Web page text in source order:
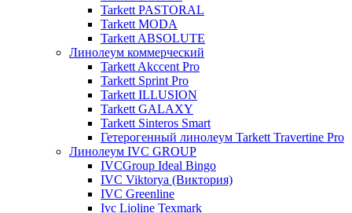
Tarkett PASTORAL
Tarkett MODA
Tarkett ABSOLUTE
Линолеум коммерческий
Tarkett Akccent Pro
Tarkett Sprint Pro
Tarkett ILLUSION
Tarkett GALAXY
Tarkett Sinteros Smart
Гетерогенный линолеум Tarkett Travertine Pro
Линолеум IVC GROUP
IVCGroup Ideal Bingo
IVC Viktorya (Виктория)
IVC Greenline
Ivc Lioline Texmark